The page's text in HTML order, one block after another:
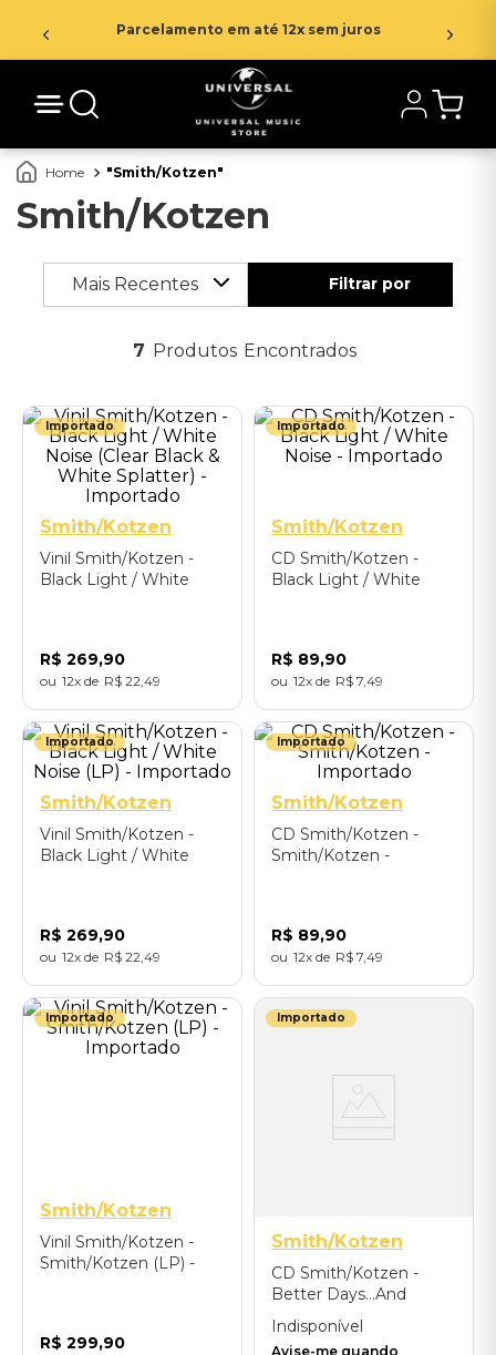
Parcelamento em até 12x sem juros
Smith/Kotzen
Smith/Kotzen
Mais Recentes
7 Produtos
Importado
Smith/Kotzen
Vinil Smith/Kotzen -
Black Light / White
R$ 269,90
12 R$ 22 49
Importado
Smith/Kotzen
CD Smith/Kotzen -
Black Light / White
R$ 89,90
12 R$ 7 49
Importado
Smith/Kotzen
Vinil Smith/Kotzen -
Black Light / White
R$ 269,90
12 R$ 22 49
Importado
Smith/Kotzen
CD Smith/Kotzen -
Smith/Kotzen -
R$ 89,90
12 R$ 7 49
Importado
Smith/Kotzen
Vinil Smith/Kotzen -
Smith/Kotzen (LP) -
R$ 299,90
Importado
Smith/Kotzen
CD Smith/Kotzen -
Better Days...And
Nights - Importado
Indisponível
Avise-me quando